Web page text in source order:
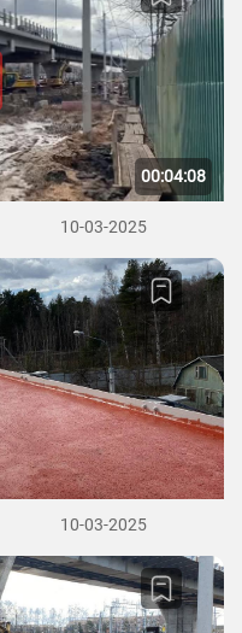
00:04:08
10-03-2025
10-03-2025